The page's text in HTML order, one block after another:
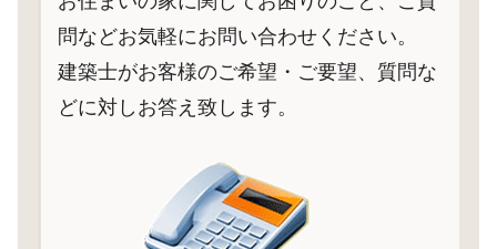
問などお気軽にお問い合わせください。
建築士がお客様のご希望・ご要望、質問な
どに対しお答え致します。